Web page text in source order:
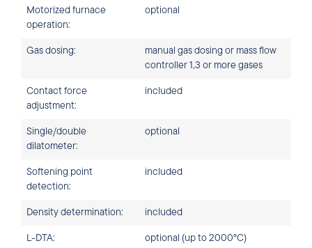
Motorized furnace
operation:
optional
Gas dosing:
manual gas dosing or mass flow
controller 1,3 or more gases
Contact force
adjustment:
included
Single/double
dilatometer:
optional
Softening point
detection:
included
Density determination: included
L-DTA: optional (up to 2000°C)